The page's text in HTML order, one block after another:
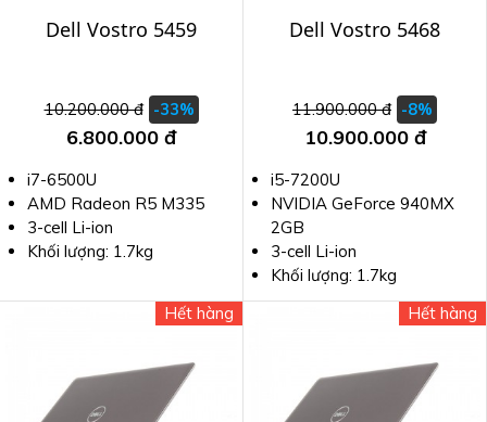
Dell Vostro 5459
10.200.000 đ -33%
6.800.000 đ
i7-6500U
AMD Radeon R5 M335
3-cell Li-ion
Khối lượng: 1.7kg
Dell Vostro 5468
11.900.000 đ -8%
10.900.000 đ
i5-7200U
NVIDIA GeForce 940MX
2GB
3-cell Li-ion
Khối lượng: 1.7kg
Hết hàng
Hết hàng